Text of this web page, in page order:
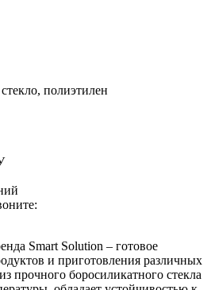
полиэтилен
Smart Solution – готовое
и приготовления различных
прочного боросиликатного стекла